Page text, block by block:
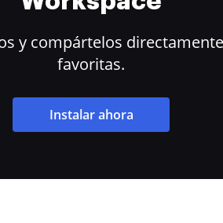
y compártelos
favoritas.
Instalar ahora